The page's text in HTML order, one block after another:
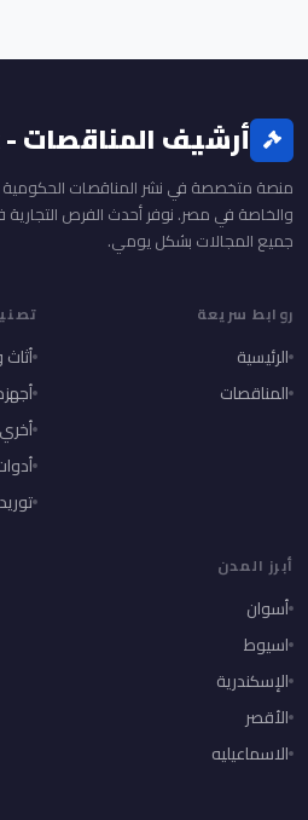
أرشيف المناقصات - BidBook
منصة متخصصة في نشر المناقصات الحكومية
والخاصة في مصر. نوفر أحدث الفرص التجارية
جميع المجالات بشكل يومي.
روابط سريعة
الرئيسية
المناقصات
أخري
أبرز المدن
أسوان
اسيوط
الإسكندرية
الأقصر
الاسماعيليه